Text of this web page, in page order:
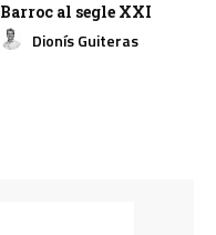
Barroc al segle XXI
Dionís Guiteras